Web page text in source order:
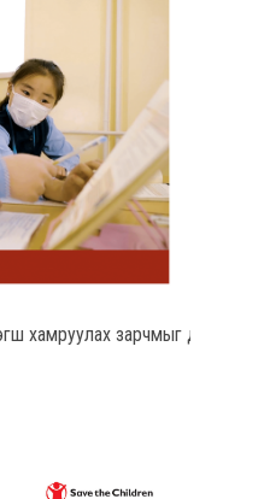
хамруулах зарчмыг дэмжих